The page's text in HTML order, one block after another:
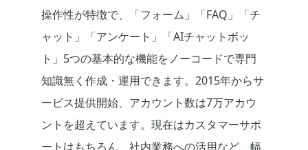
操作性が特徴で、「フォーム」「FAQ」「チ
ャット」「アンケート」「AIチャットボッ
ト」5つの基本的な機能をノーコードで専門
知識無く作成・運用できます。2015年からサ
ービス提供開始、アカウント数は7万アカウ
ントを超えています。現在はカスタマーサポ
ートはもちろん、社内業務への活用など、幅